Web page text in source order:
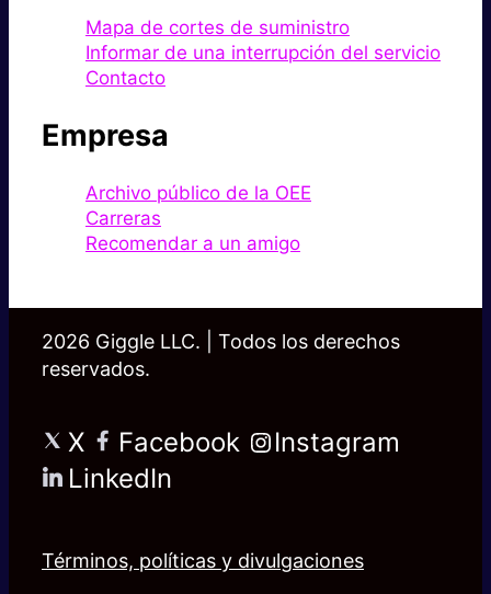
Mapa de cortes de suministro
Informar de una interrupción del servicio
Contacto
Empresa
Archivo público de la OEE
Carreras
Recomendar a un amigo
2026 Giggle LLC. | Todos los derechos
reservados.
X Facebook
Instagram
LinkedIn
Términos, políticas y divulgaciones